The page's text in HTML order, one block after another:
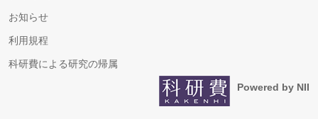
お知らせ
利用規程
科研費による研究の帰属
Powered by NII